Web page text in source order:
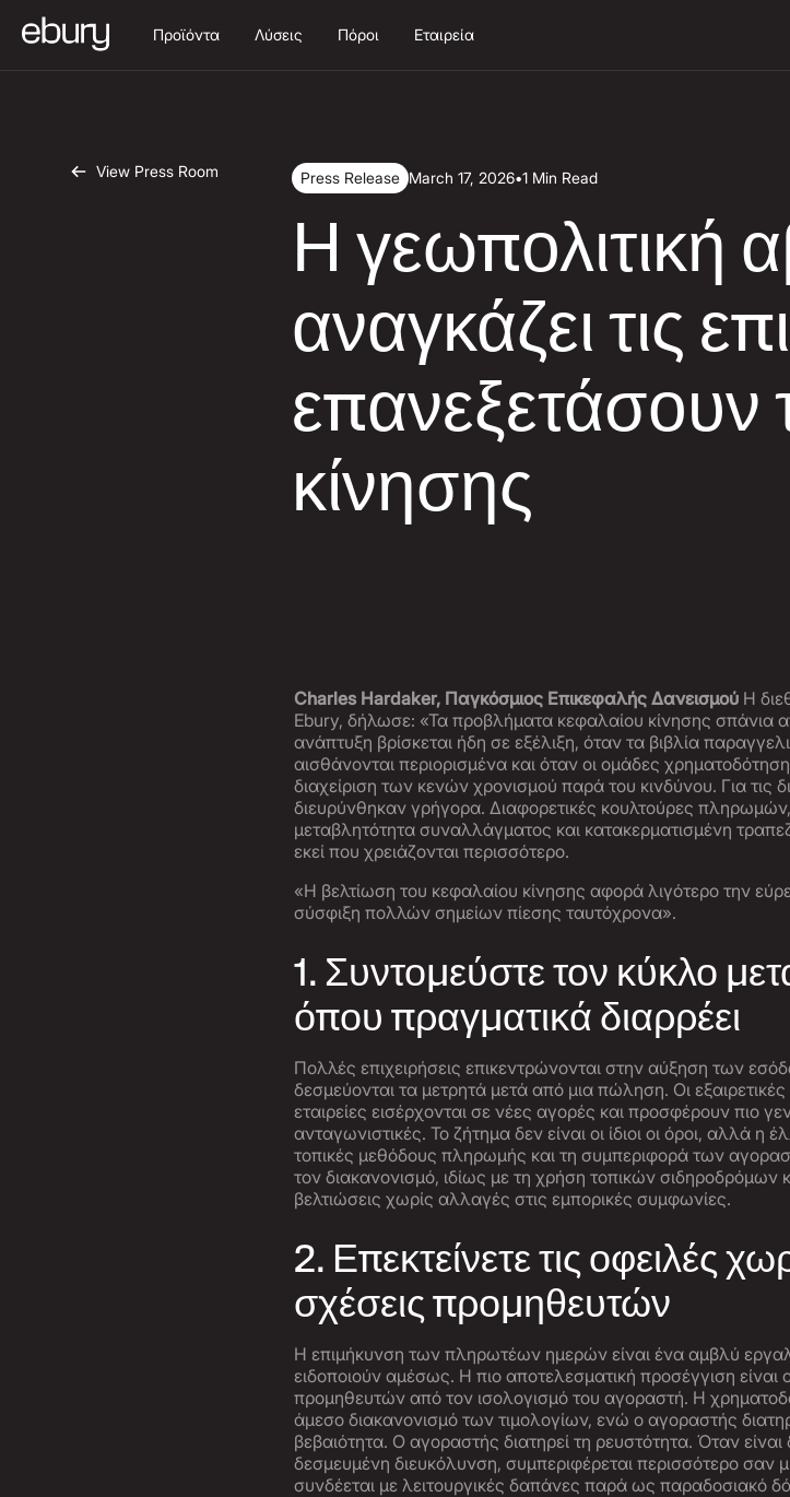
Προϊόντα Λύσεις Πόροι Εταιρεία
View Press Room Press Release March 17, 2026•1 Min Read
Η γεωπολιτική
αναγκάζει τις
επανεξετάσουν
κίνησης
Charles Hardaker, Παγκόσμιος Επικεφαλής Δανεισμού Η
Ebury, δήλωσε: «Τα προβλήματα κεφαλαίου κίνησης σπάνια
ανάπτυξη βρίσκεται ήδη σε εξέλιξη, όταν τα βιβλία
αισθάνονται περιορισμένα και όταν οι ομάδες
διαχείριση των κενών χρονισμού παρά του κινδύνου. Για τις
διευρύνθηκαν γρήγορα. Διαφορετικές κουλτούρες
μεταβλητότητα συναλλάγματος και κατακερματισμένη
εκεί που χρειάζονται περισσότερο.
«Η βελτίωση του κεφαλαίου κίνησης αφορά λιγότερο την
σύσφιξη πολλών σημείων πίεσης ταυτόχρονα».
1. Συντομεύστε τον κύκλο
όπου πραγματικά διαρρέει
Πολλές επιχειρήσεις επικεντρώνονται στην αύξηση των
δεσμεύονται τα μετρητά μετά από μια πώληση. Οι
εταιρείες εισέρχονται σε νέες αγορές και προσφέρουν πιο
ανταγωνιστικές. Το ζήτημα δεν είναι οι ίδιοι οι όροι, αλλά η
τοπικές μεθόδους πληρωμής και τη συμπεριφορά των
τον διακανονισμό, ιδίως με τη χρήση τοπικών σιδηροδρόμων
βελτιώσεις χωρίς αλλαγές στις εμπορικές συμφωνίες.
2. Επεκτείνετε τις οφειλές
σχέσεις προμηθευτών
Η επιμήκυνση των πληρωτέων ημερών είναι ένα αμβλύ
ειδοποιούν αμέσως. Η πιο αποτελεσματική προσέγγιση
προμηθευτών από τον ισολογισμό του αγοραστή. Η
άμεσο διακανονισμό των τιμολογίων, ενώ ο αγοραστής
βεβαιότητα. Ο αγοραστής διατηρεί τη ρευστότητα. Όταν
δεσμευμένη διευκόλυνση, συμπεριφέρεται περισσότερο σαν
συνδέεται με λειτουργικές δαπάνες παρά ως παραδοσιακό